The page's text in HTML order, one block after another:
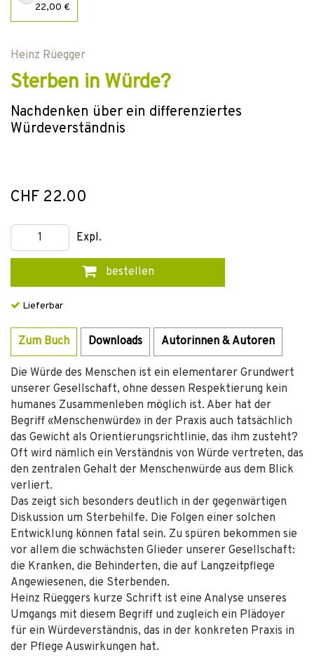
22,00 €
Heinz Rüegger
Sterben in Würde?
Nachdenken über ein differenziertes
Würdeverständnis
CHF 22.00
Expl.
bestellen
Lieferbar
Zum Buch Downloads Autorinnen & Autoren
Die Würde des Menschen ist ein elementarer Grundwert
unserer Gesellschaft, ohne dessen Respektierung kein
humanes Zusammenleben möglich ist. Aber hat der
Begriff «Menschenwürde» in der Praxis auch tatsächlich
das Gewicht als Orientierungsrichtlinie, das ihm zusteht?
Oft wird nämlich ein Verständnis von Würde vertreten, das
den zentralen Gehalt der Menschenwürde aus dem Blick
verliert.
Das zeigt sich besonders deutlich in der gegenwärtigen
Diskussion um Sterbehilfe. Die Folgen einer solchen
Entwicklung können fatal sein. Zu spüren bekommen sie
vor allem die schwächsten Glieder unserer Gesellschaft:
die Kranken, die Behinderten, die auf Langzeitpflege
Angewiesenen, die Sterbenden.
Heinz Rüeggers kurze Schrift ist eine Analyse unseres
Umgangs mit diesem Begriff und zugleich ein Plädoyer
für ein Würdeverständnis, das in der konkreten Praxis in
der Pflege Auswirkungen hat.